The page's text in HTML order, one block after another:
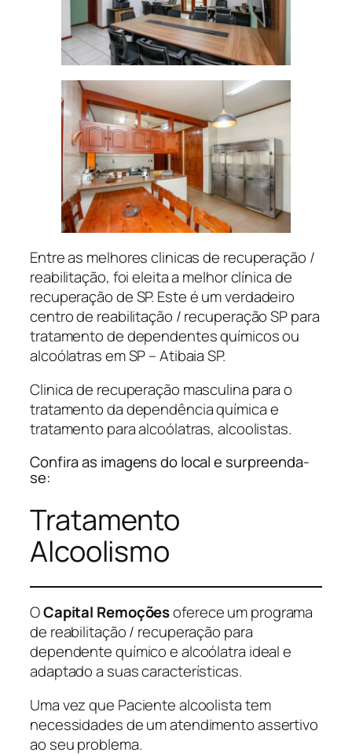
Entre as melhores clinicas de recuperação /
reabilitação, foi eleita a melhor clínica de
recuperação de SP. Este é um verdadeiro
centro de reabilitação / recuperação SP para
tratamento de dependentes químicos ou
alcoólatras em SP – Atibaia SP.
Clinica de recuperação masculina para o
tratamento da dependência química e
tratamento para alcoólatras, alcoolistas.
Confira as imagens do local e surpreenda-
se:
Tratamento
Alcoolismo
OCapital Remoçõesoferece um programa
de reabilitação / recuperação para
dependente químico e alcoólatra ideal e
adaptado a suas características.
Uma vez que Paciente alcoolista tem
necessidades de um atendimento assertivo
ao seu problema.